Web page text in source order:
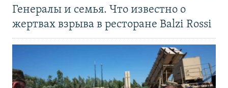
Генералы и семья. Что известно о
жертвах взрыва в ресторане Balzi Rossi